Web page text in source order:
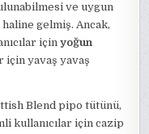
ve uygun
gelmiş. Ancak,
içinyoğun
için yavaş yavaş
Blend pipo tütünü,
kullanıcılar için cazip